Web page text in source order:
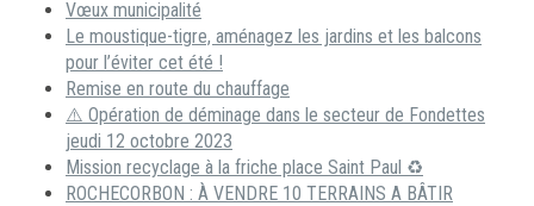
Vœux municipalité
Le moustique-tigre, aménagez les jardins et les balcons
pour l’éviter cet été !
Remise en route du chauffage
⚠️ Opération de déminage dans le secteur de Fondettes
jeudi 12 octobre 2023
Mission recyclage à la friche place Saint Paul ♻️
ROCHECORBON : À VENDRE 10 TERRAINS A BÂTIR